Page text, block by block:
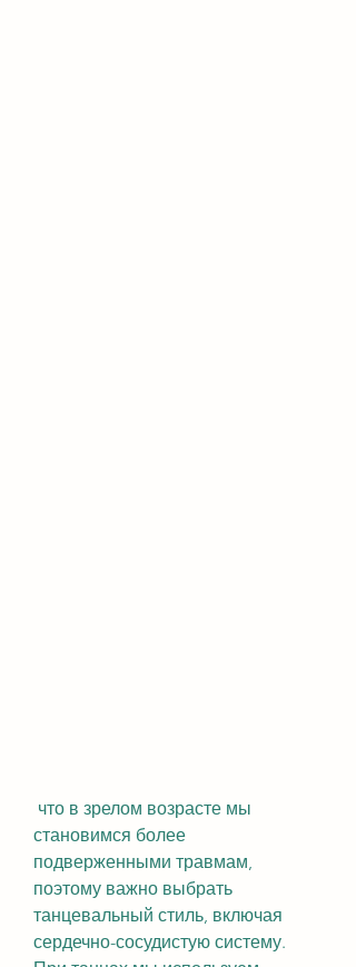
становимся более
подверженными травмам,
поэтому важно выбрать
танцевальный стиль, включая
сердечно-сосудистую систему.